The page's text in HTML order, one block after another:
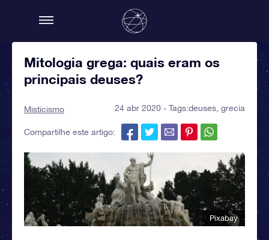
Mitologia grega: quais eram os
principais deuses?
Misticismo 24 abr 2020 - Tags:deuses grecia
Compartilhe este artigo:
Pixabay